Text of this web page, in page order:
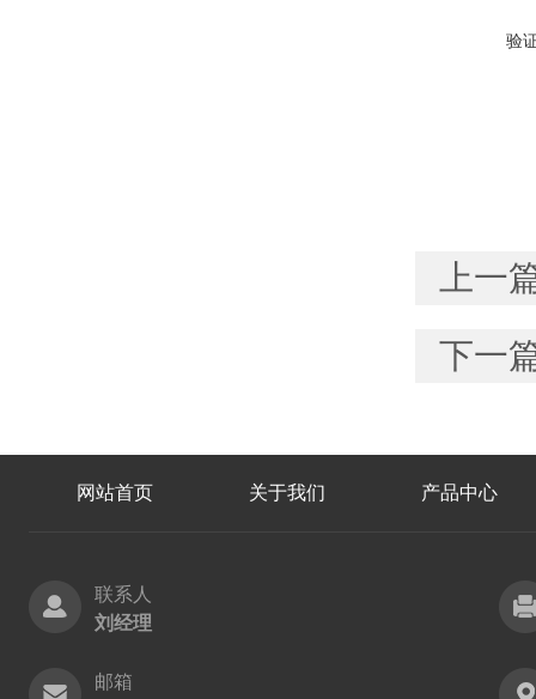
验
上一
下一
网站首页 关于我们 产品中心
联系人
刘经理
邮箱